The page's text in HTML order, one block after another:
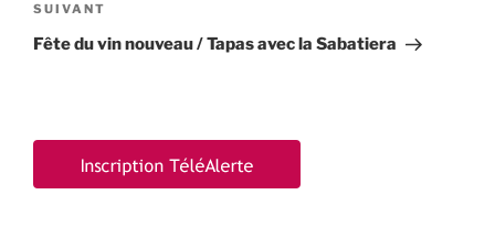
Article
suivant
SUIVANT
Fête du vin nouveau / Tapas avec la Sabatiera